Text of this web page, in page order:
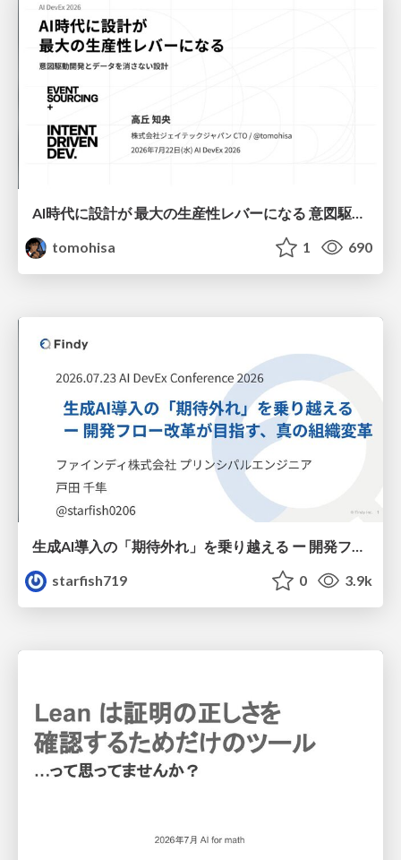
AI時代に設計が 最大の生産性レバーになる 意図駆動開発とデータを消さない設計｜Don't Delete Your Data or Your Intent — Design as the Deepest Lever in the AI Era
tomohisa
1 690
生成AI導入の「期待外れ」を乗り越える ー 開発フロー改革が目指す、真の組織変革
starfish719
0 3.9k